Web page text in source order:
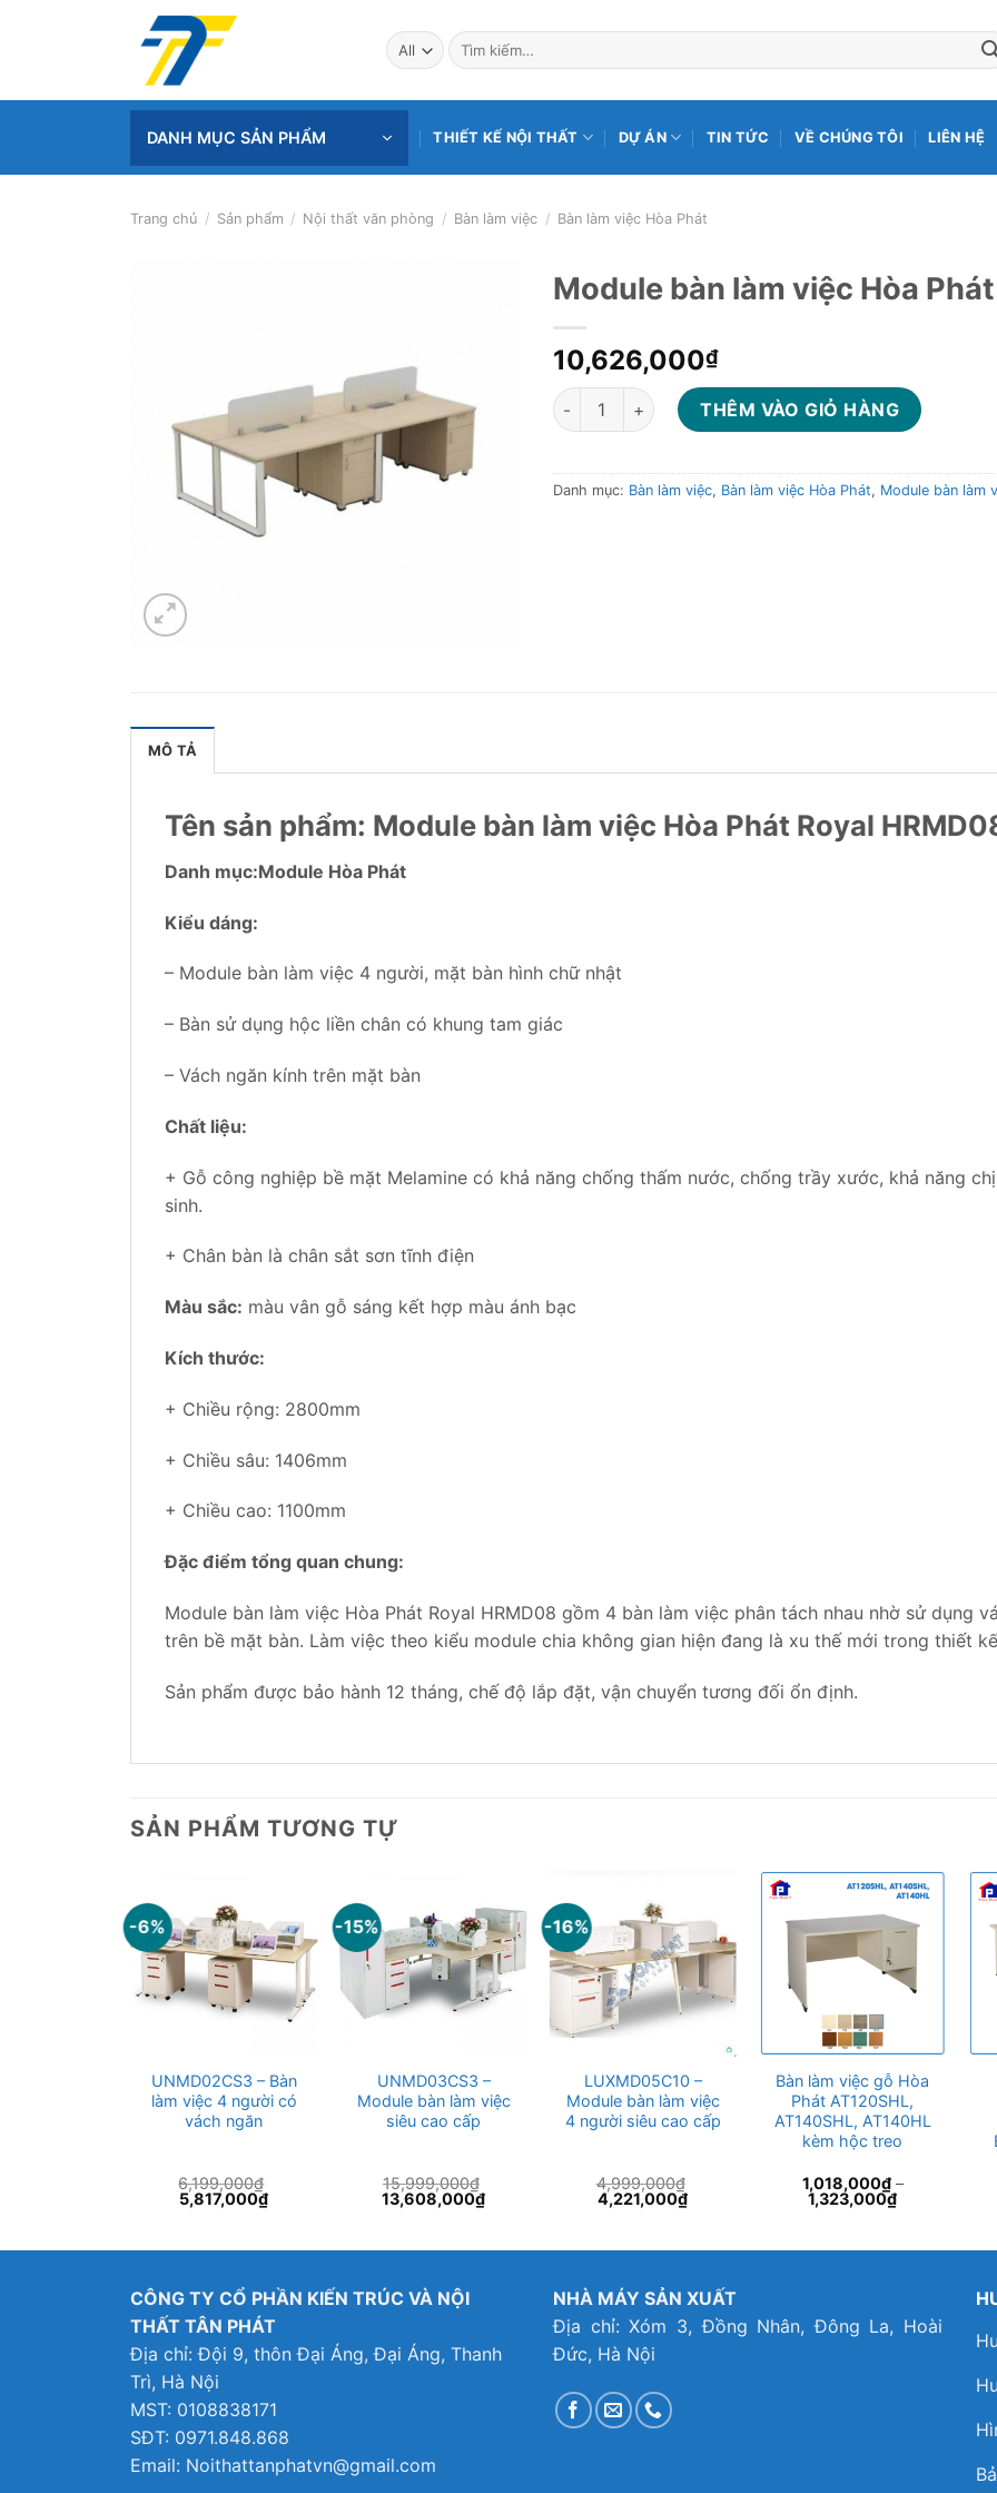
Tìm
kiếm:
DANH MỤC SẢN PHẨM THIẾT KẾ NỘI THẤT DỰ ÁN TIN TỨC VỀ CHÚNG TÔI LIÊN HỆ
Trang chủ / Sản phẩm / Nội thất văn phòng / Bàn làm việc / Bàn làm việc Hòa Phát
Module bàn làm việc Hòa
10,626,000₫
Module bàn làm việc Hòa Phát Royal HRMD08 số lượng
THÊM VÀO GIỎ HÀNG
Danh mục: Bàn làm việc, Bàn làm việc Hòa Phát, Module bàn làm
MÔ TẢ
Tên sản phẩm: Module bàn làm việc Hòa Phát Royal
Danh mục:Module Hòa Phát
Kiểu dáng:
– Module bàn làm việc 4 người, mặt bàn hình chữ nhật
– Bàn sử dụng hộc liền chân có khung tam giác
– Vách ngăn kính trên mặt bàn
Chất liệu:
+ Gỗ công nghiệp bề mặt Melamine có khả năng chống thấm nước, chống trầy xước, khả năng
sinh.
+ Chân bàn là chân sắt sơn tĩnh điện
Màu sắc: màu vân gỗ sáng kết hợp màu ánh bạc
Kích thước:
+ Chiều rộng: 2800mm
+ Chiều sâu: 1406mm
+ Chiều cao: 1100mm
Đặc điểm tổng quan chung:
Module bàn làm việc Hòa Phát Royal HRMD08 gồm 4 bàn làm việc phân tách nhau nhờ sử dụng
trên bề mặt bàn. Làm việc theo kiểu module chia không gian hiện đang là xu thế mới trong thiết
Sản phẩm được bảo hành 12 tháng, chế độ lắp đặt, vận chuyển tương đối ổn định.
SẢN PHẨM TƯƠNG TỰ
-6%
UNMD02CS3 – Bàn
làm việc 4 người có
vách ngăn
6,199,000₫
Giá
gốc
5,817,000₫Giá
-15%
UNMD03CS3 –
Module bàn làm việc
siêu cao cấp
15,999,000₫
Giá
gốc
13,608,000₫Giá
-16%
LUXMD05C10 –
Module bàn làm việc
4 người siêu cao cấp
4,999,000₫
Giá
gốc
4,221,000₫Giá
Bàn làm việc gỗ Hòa
Phát AT120SHL,
AT140SHL, AT140HL
kèm hộc treo
1,018,000₫–
1,323,000₫
CÔNG TY CỔ PHẦN KIẾN TRÚC VÀ NỘI
THẤT TÂN PHÁT
Địa chỉ: Đội 9, thôn Đại Áng, Đại Áng, Thanh
Trì, Hà Nội
MST: 0108838171
SĐT: 0971.848.868
Email: Noithattanphatvn@gmail.com
NHÀ MÁY SẢN XUẤT
Địa chỉ: Xóm 3, Đồng Nhân, Đông La, Hoài
Đức, Hà Nội